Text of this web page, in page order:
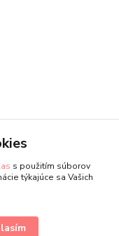
s použitím súborov
týkajúce sa Vašich